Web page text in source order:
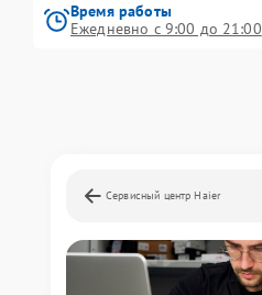
Время работы
Ежедневно с 9:00 до 21:00
Сервисный центр Haier